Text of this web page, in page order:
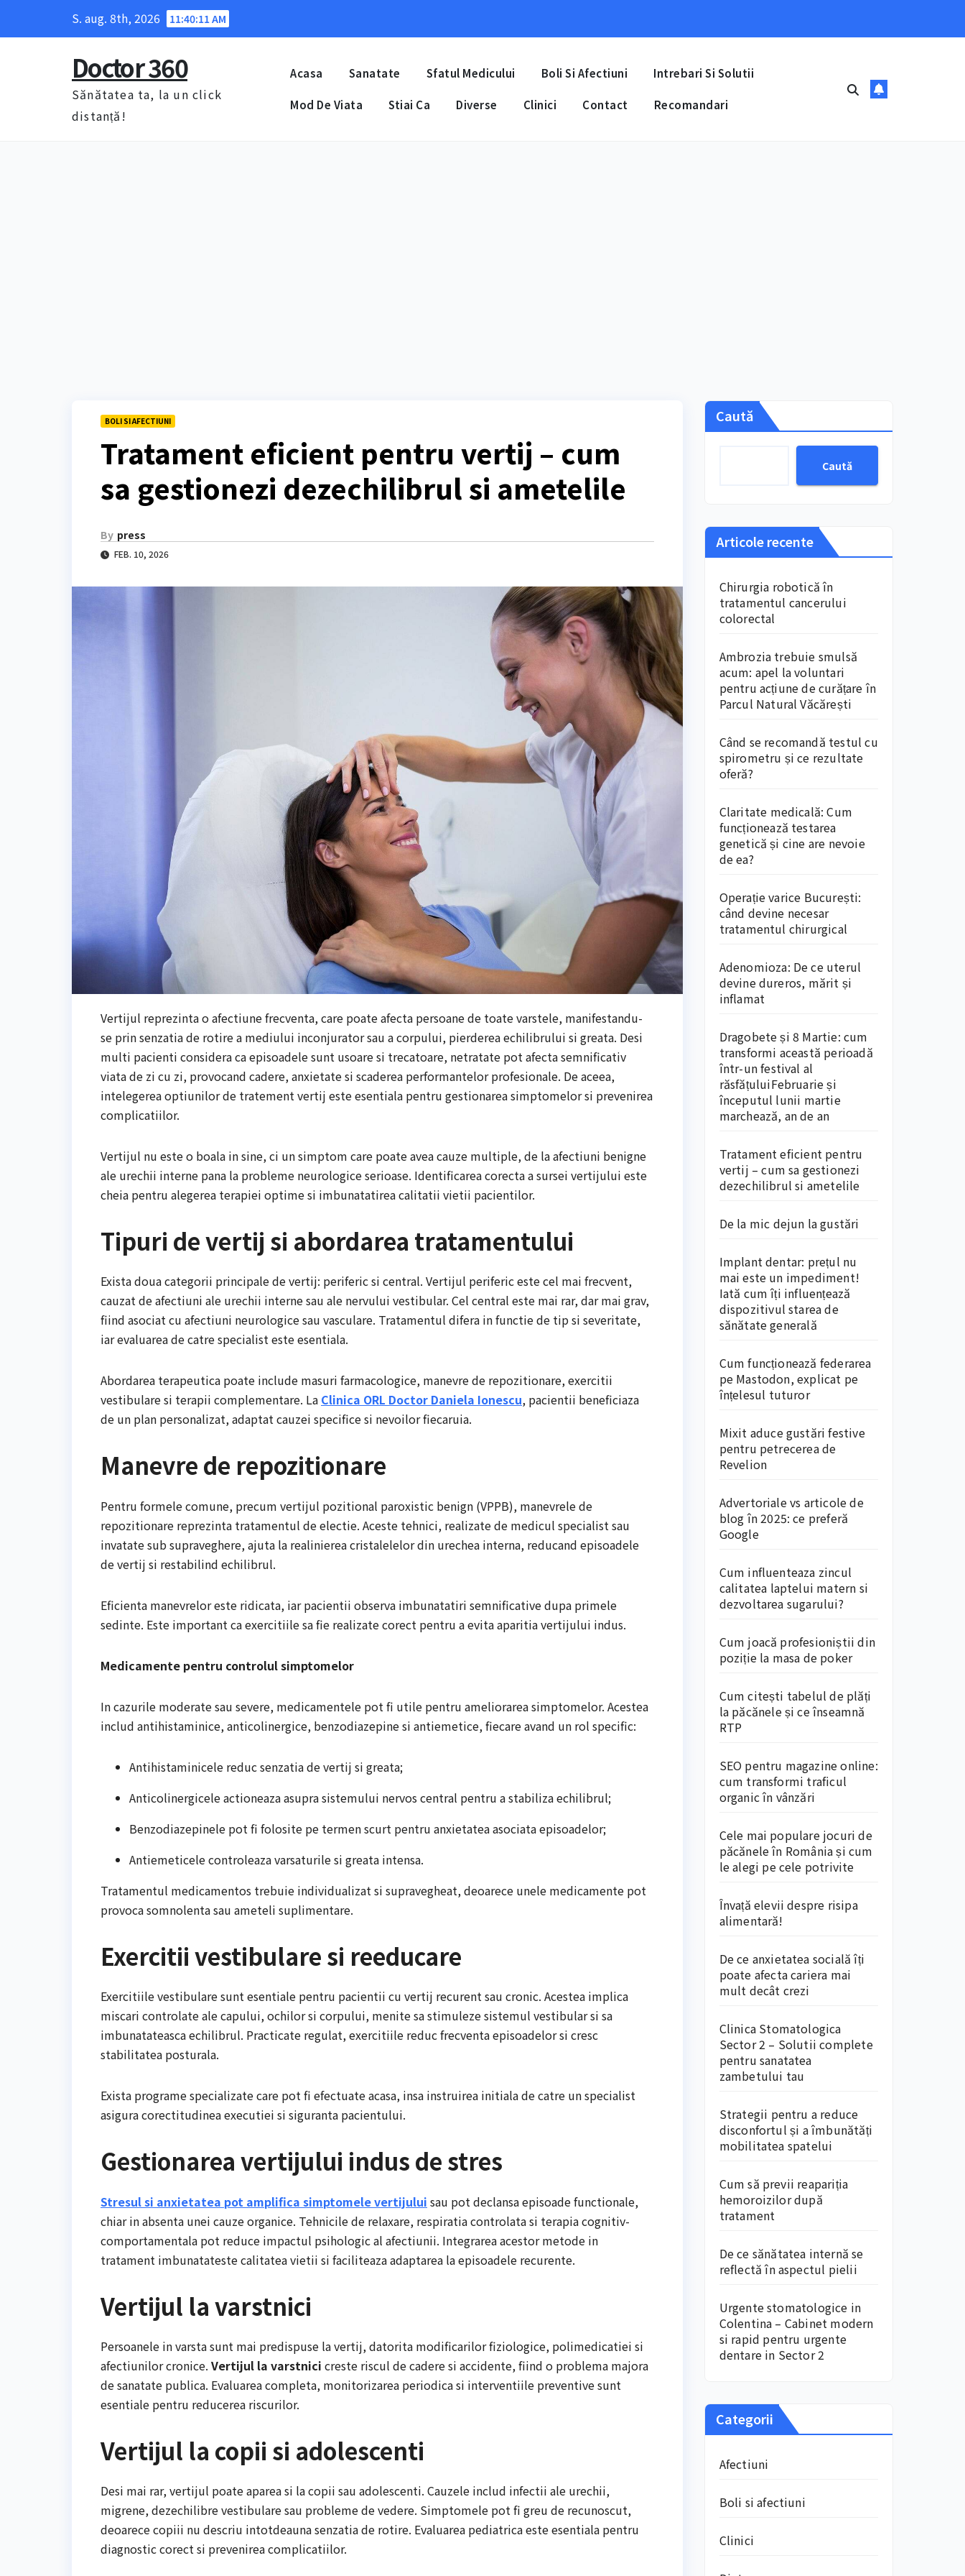
S. aug. 8th, 2026 11:40:12 AM
Doctor 360
Sănătatea ta, la un click
distanță!
Acasa Sanatate Sfatul Medicului Boli Si Afectiuni Intrebari Si Solutii
Mod De Viata Stiai Ca Diverse Clinici Contact Recomandari
BOLI SI AFECTIUNI
Tratament eficient pentru vertij – cum
sa gestionezi dezechilibrul si ametelile
By press
FEB. 10, 2026
Vertijul reprezinta o afectiune frecventa, care poate afecta persoane de toate varstele, manifestandu-
se prin senzatia de rotire a mediului inconjurator sau a corpului, pierderea echilibrului si greata. Desi
multi pacienti considera ca episoadele sunt usoare si trecatoare, netratate pot afecta semnificativ
viata de zi cu zi, provocand cadere, anxietate si scaderea performantelor profesionale. De aceea,
intelegerea optiunilor de tratement vertij este esentiala pentru gestionarea simptomelor si prevenirea
complicatiilor.
Vertijul nu este o boala in sine, ci un simptom care poate avea cauze multiple, de la afectiuni benigne
ale urechii interne pana la probleme neurologice serioase. Identificarea corecta a sursei vertijului este
cheia pentru alegerea terapiei optime si imbunatatirea calitatii vietii pacientilor.
Tipuri de vertij si abordarea tratamentului
Exista doua categorii principale de vertij: periferic si central. Vertijul periferic este cel mai frecvent,
cauzat de afectiuni ale urechii interne sau ale nervului vestibular. Cel central este mai rar, dar mai grav,
fiind asociat cu afectiuni neurologice sau vasculare. Tratamentul difera in functie de tip si severitate,
iar evaluarea de catre specialist este esentiala.
Abordarea terapeutica poate include masuri farmacologice, manevre de repozitionare, exercitii
vestibulare si terapii complementare. La Clinica ORL Doctor Daniela Ionescu, pacientii beneficiaza
de un plan personalizat, adaptat cauzei specifice si nevoilor fiecaruia.
Manevre de repozitionare
Pentru formele comune, precum vertijul pozitional paroxistic benign (VPPB), manevrele de
repozitionare reprezinta tratamentul de electie. Aceste tehnici, realizate de medicul specialist sau
invatate sub supraveghere, ajuta la realinierea cristalelelor din urechea interna, reducand episoadele
de vertij si restabilind echilibrul.
Eficienta manevrelor este ridicata, iar pacientii observa imbunatatiri semnificative dupa primele
sedinte. Este important ca exercitiile sa fie realizate corect pentru a evita aparitia vertijului indus.
Medicamente pentru controlul simptomelor
In cazurile moderate sau severe, medicamentele pot fi utile pentru ameliorarea simptomelor. Acestea
includ antihistaminice, anticolinergice, benzodiazepine si antiemetice, fiecare avand un rol specific:
Antihistaminicele reduc senzatia de vertij si greata;
Anticolinergicele actioneaza asupra sistemului nervos central pentru a stabiliza echilibrul;
Benzodiazepinele pot fi folosite pe termen scurt pentru anxietatea asociata episoadelor;
Antiemeticele controleaza varsaturile si greata intensa.
Tratamentul medicamentos trebuie individualizat si supravegheat, deoarece unele medicamente pot
provoca somnolenta sau ameteli suplimentare.
Exercitii vestibulare si reeducare
Exercitiile vestibulare sunt esentiale pentru pacientii cu vertij recurent sau cronic. Acestea implica
miscari controlate ale capului, ochilor si corpului, menite sa stimuleze sistemul vestibular si sa
imbunatateasca echilibrul. Practicate regulat, exercitiile reduc frecventa episoadelor si cresc
stabilitatea posturala.
Exista programe specializate care pot fi efectuate acasa, insa instruirea initiala de catre un specialist
asigura corectitudinea executiei si siguranta pacientului.
Gestionarea vertijului indus de stres
Stresul si anxietatea pot amplifica simptomele vertijului sau pot declansa episoade functionale,
chiar in absenta unei cauze organice. Tehnicile de relaxare, respiratia controlata si terapia cognitiv-
comportamentala pot reduce impactul psihologic al afectiunii. Integrarea acestor metode in
tratament imbunatateste calitatea vietii si faciliteaza adaptarea la episoadele recurente.
Vertijul la varstnici
Persoanele in varsta sunt mai predispuse la vertij, datorita modificarilor fiziologice, polimedicatiei si
afectiunilor cronice. Vertijul la varstnici creste riscul de cadere si accidente, fiind o problema majora
de sanatate publica. Evaluarea completa, monitorizarea periodica si interventiile preventive sunt
esentiale pentru reducerea riscurilor.
Vertijul la copii si adolescenti
Desi mai rar, vertijul poate aparea si la copii sau adolescenti. Cauzele includ infectii ale urechii,
migrene, dezechilibre vestibulare sau probleme de vedere. Simptomele pot fi greu de recunoscut,
deoarece copiii nu descriu intotdeauna senzatia de rotire. Evaluarea pediatrica este esentiala pentru
diagnostic corect si prevenirea complicatiilor.
Caută
Caută
Articole recente
Chirurgia robotică în
tratamentul cancerului
colorectal
Ambrozia trebuie smulsă
acum: apel la voluntari
pentru acțiune de curățare în
Parcul Natural Văcărești
Când se recomandă testul cu
spirometru și ce rezultate
oferă?
Claritate medicală: Cum
funcționează testarea
genetică și cine are nevoie
de ea?
Operație varice București:
când devine necesar
tratamentul chirurgical
Adenomioza: De ce uterul
devine dureros, mărit și
inflamat
Dragobete și 8 Martie: cum
transformi această perioadă
într-un festival al
răsfățuluiFebruarie și
începutul lunii martie
marchează, an de an
Tratament eficient pentru
vertij – cum sa gestionezi
dezechilibrul si ametelile
De la mic dejun la gustări
Implant dentar: prețul nu
mai este un impediment!
Iată cum îți influențează
dispozitivul starea de
sănătate generală
Cum funcționează federarea
pe Mastodon, explicat pe
înțelesul tuturor
Mixit aduce gustări festive
pentru petrecerea de
Revelion
Advertoriale vs articole de
blog în 2025: ce preferă
Google
Cum influenteaza zincul
calitatea laptelui matern si
dezvoltarea sugarului?
Cum joacă profesioniștii din
poziție la masa de poker
Cum citești tabelul de plăți
la păcănele și ce înseamnă
RTP
SEO pentru magazine online:
cum transformi traficul
organic în vânzări
Cele mai populare jocuri de
păcănele în România și cum
le alegi pe cele potrivite
Învață elevii despre risipa
alimentară!
De ce anxietatea socială îți
poate afecta cariera mai
mult decât crezi
Clinica Stomatologica
Sector 2 – Solutii complete
pentru sanatatea
zambetului tau
Strategii pentru a reduce
disconfortul și a îmbunătăți
mobilitatea spatelui
Cum să previi reapariția
hemoroizilor după
tratament
De ce sănătatea internă se
reflectă în aspectul pielii
Urgente stomatologice in
Colentina – Cabinet modern
si rapid pentru urgente
dentare in Sector 2
Categorii
Afectiuni
Boli si afectiuni
Clinici